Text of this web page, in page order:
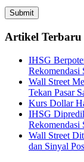
Artikel Terbaru
IHSG
Rekomendasi
Wall Street
Tekan Pasar
Kurs Dollar
IHSG
Rekomendasi
Wall Street
dan Sinyal